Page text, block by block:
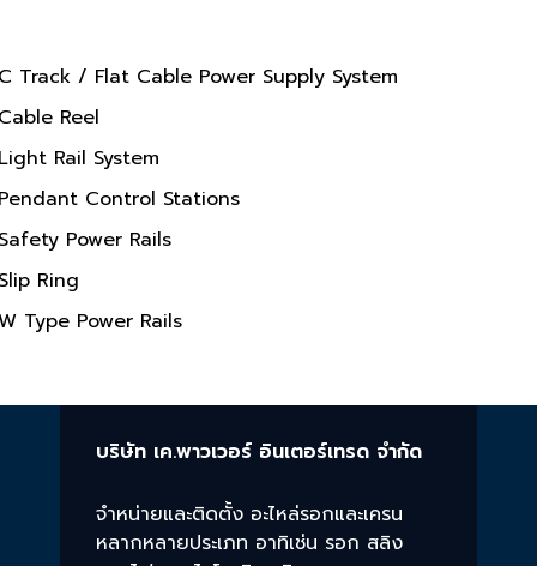
Track / Flat Cable Power Supply System
Reel
Rail System
Control Stations
Power Rails
Ring
Type Power Rails
บริษัท เค.พาวเวอร์ อินเตอร์เทรด จำกัด
จำหน่ายและติดตั้ง อะไหล่รอกและเครน
หลากหลายประเภท อาทิเช่น รอก สลิง